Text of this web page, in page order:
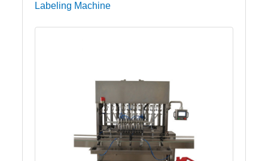
Labeling Machine